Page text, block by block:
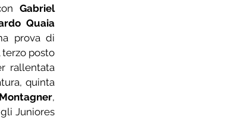
Gabriel
Quaia
terzo posto
rallentata
,
Juniores